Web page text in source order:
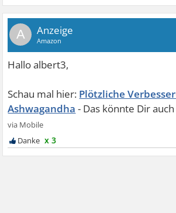
A
Plötzliche
Ashwagandha
x 3